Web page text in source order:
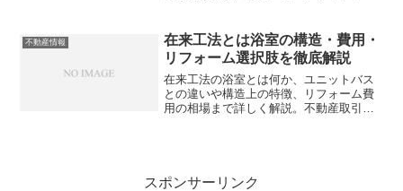
説。あなたの顧客に損をさせない方法を
知っていますか？
不動産情報
在来工法とは浴室の構造・費用・
リフォーム選択肢を徹底解説
在来工法の浴室とは何か、ユニットバス
との違いや構造上の特徴、リフォーム費
用の相場まで詳しく解説。不動産取引で
スポンサーリンク